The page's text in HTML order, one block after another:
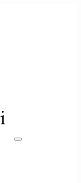
Toggle